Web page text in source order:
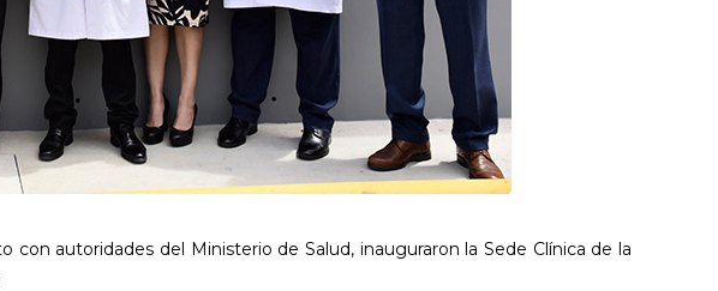
autoridades del Ministerio de Salud, inauguraron la Sede Clínica de la